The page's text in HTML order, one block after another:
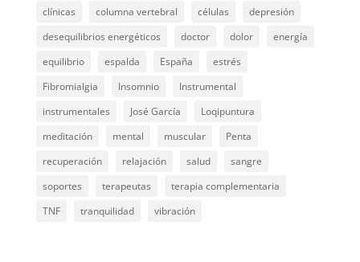
clínicas
columna vertebral células
depresión
desequilibrios energéticos
doctor dolor
energía
equilibrio
espalda España
estrés
Fibromialgia
Insomnio
Instrumental
instrumentales
José García
Loqipuntura
meditación
mental muscular
Penta
recuperación
relajación salud
sangre
soportes
terapeutas
terapia complementaria
TNF
tranquilidad vibración